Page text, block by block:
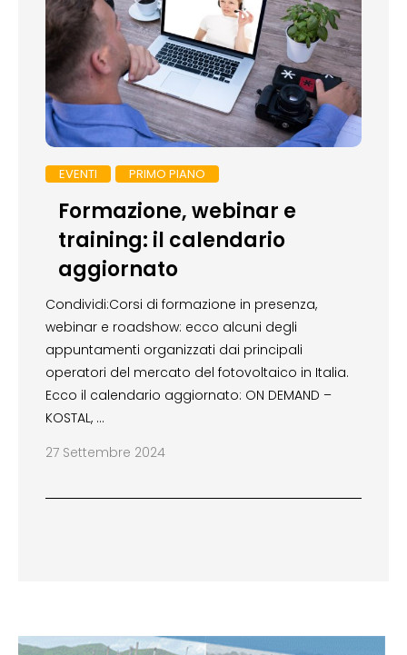
EVENTI PRIMO PIANO
Formazione, webinar e
training: il calendario
aggiornato
Condividi:Corsi di formazione in presenza,
webinar e roadshow: ecco alcuni degli
appuntamenti organizzati dai principali
operatori del mercato del fotovoltaico in Italia.
Ecco il calendario aggiornato: ON DEMAND –
KOSTAL, …
27 Settembre 2024